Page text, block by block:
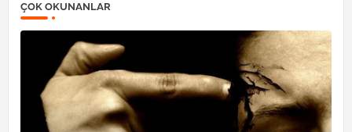
ÇOK OKUNANLAR